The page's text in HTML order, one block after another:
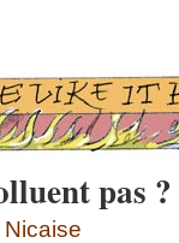
pas